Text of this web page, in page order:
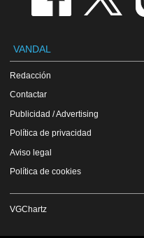
VANDAL
Redacción
Contactar
Publicidad / Advertising
Política de privacidad
Aviso legal
Política de cookies
VGChartz